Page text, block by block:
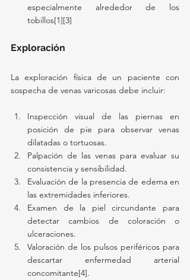
especialmente alrededor de los
tobillos[1][3]
Exploración
La exploración física de un paciente con
sospecha de venas varicosas debe incluir:
Inspección visual de las piernas en
posición de pie para observar venas
dilatadas o tortuosas.
Palpación de las venas para evaluar su
consistencia y sensibilidad.
Evaluación de la presencia de edema en
las extremidades inferiores.
Examen de la piel circundante para
detectar cambios de coloración o
ulceraciones.
Valoración de los pulsos periféricos para
descartar enfermedad arterial
concomitante[4].